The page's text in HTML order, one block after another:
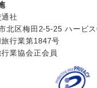
社
北区梅田2-5-25 ハービ
行業第1847号
行業協会正会員